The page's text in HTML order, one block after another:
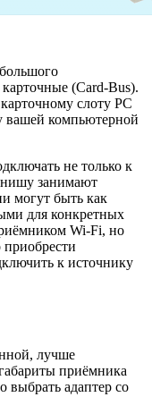
(Card-Bus).
слоту PC
вашей компьютерной
не только к
занимают
могут быть как
для конкретных
Wi-Fi, но
к источнику
лучше
приёмника
выбрать адаптер со